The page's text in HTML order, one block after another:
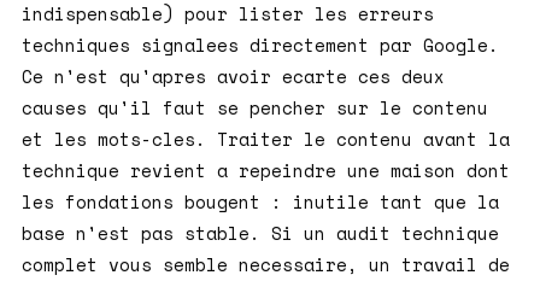
indispensable) pour lister les erreurs
techniques signalees directement par Google.
Ce n'est qu'apres avoir ecarte ces deux
causes qu'il faut se pencher sur le contenu
et les mots-cles. Traiter le contenu avant la
technique revient a repeindre une maison dont
les fondations bougent : inutile tant que la
base n'est pas stable. Si un audit technique
complet vous semble necessaire, un travail de